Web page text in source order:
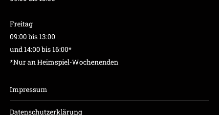
Freitag
09:00 bis 13:00
und 14:00 bis 16:00*
*Nur an Heimspiel-Wochenenden
Impressum
Datenschutzerklärung